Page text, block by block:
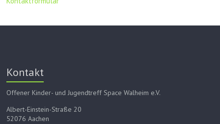
Kontakt
Offener Kinder- und Jugendtreff Space Walheim e.V.
Albert-Einstein-Straße 20
52076 Aachen